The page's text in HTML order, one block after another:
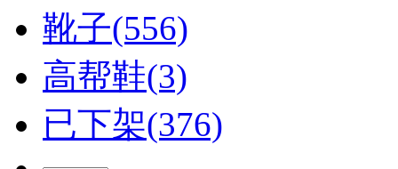
靴子(556)
高帮鞋(3)
已下架(376)